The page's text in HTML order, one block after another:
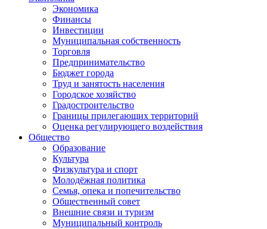
Экономика
Финансы
Инвестиции
Муниципальная собственность
Торговля
Предпринимательство
Бюджет города
Труд и занятость населения
Городское хозяйство
Градостроительство
Границы прилегающих территорий
Оценка регулирующего воздействия
Общество
Образование
Культура
Физкультура и спорт
Молодёжная политика
Семья, опека и попечительство
Общественный совет
Внешние связи и туризм
Муниципальный контроль